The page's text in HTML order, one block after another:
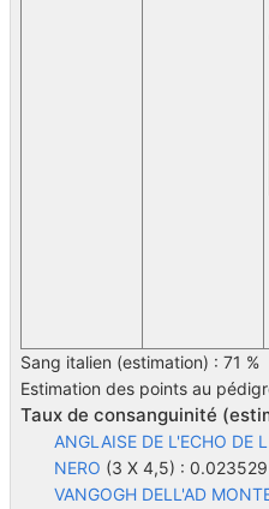
Sang italien (estimation) : 71 %
Estimation des points au
Taux de consanguinité
ANGLAISE DE L'ECHO DE
NERO (3 X 4,5) : 0.023529
VANGOGH DELL'AD